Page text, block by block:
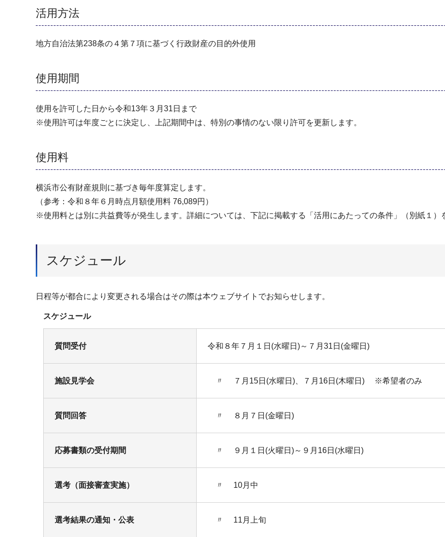
活用方法
地方自治法第238条の４第７項に基づく行政財産の目的外使用
使用期間
使用を許可した日から令和13年３月31日まで
※使用許可は年度ごとに決定し、上記期間中は、特別の事情のない限り許可を更新します。
使用料
横浜市公有財産規則に基づき毎年度算定します。
（参考：令和８年６月時点月額使用料 76,089円）
※使用料とは別に共益費等が発生します。詳細については、下記に掲載する「活用にあたっての条件」（別紙１）
スケジュール
日程等が都合により変更される場合はその際は本ウェブサイトでお知らせします。
スケジュール
質問受付 令和８年７月１日(水曜日)～７月31日(金曜日)
施設見学会 〃 ７月15日(水曜日)、７月16日(木曜日) ※希望者のみ
質問回答 〃 ８月７日(金曜日)
応募書類の受付期間 〃 ９月１日(火曜日)～９月16日(水曜日)
選考（面接審査実施） 〃 10月中
選考結果の通知・公表 〃 11月上旬